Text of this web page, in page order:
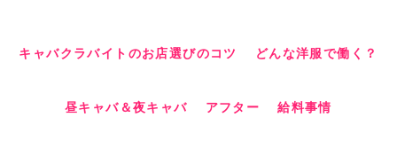
キャバクラバイトのお店選びのコツ どんな洋服で働く？
昼キャバ＆夜キャバ アフター 給料事情